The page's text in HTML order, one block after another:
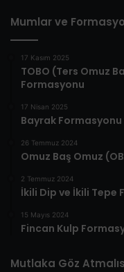
Mumlar ve
17 Kasım 2025
TOBO (Ters Omuz
Formasyonu
17 Nisan 2025
Bayrak
26 Temmuz 2024
Omuz Baş Omuz
2 Temmuz 2024
İkili Dip ve İkili Tepe
15 Mayıs 2024
Fincan Kulp
Mutlaka Göz